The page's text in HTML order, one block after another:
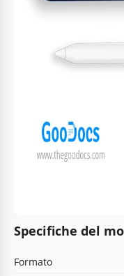
Specifiche del
Formato